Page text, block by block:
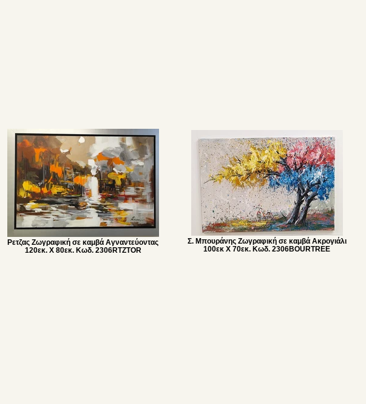
Ρετζας Ζωγραφική σε καμβά Αγναντεύοντας
120εκ. Χ 80εκ. Κωδ. 2306RTZTOR
Σ. Μπουράνης Ζωγραφική σε καμβά Ακρογιάλι
100εκ Χ 70εκ. Κωδ. 2306BOURTREE